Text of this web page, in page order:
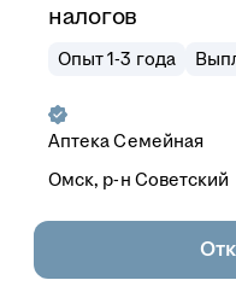
налогов
Опыт 1-3 года
Аптека Семейная
Омск, р-н Советский